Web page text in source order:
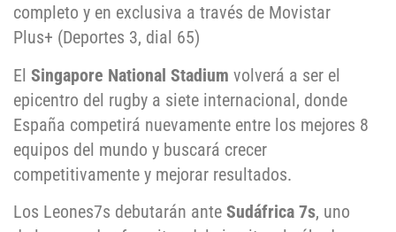
completo y en exclusiva a través de Movistar
Plus+ (Deportes 3, dial 65)
El Singapore National Stadium volverá a ser el
epicentro del rugby a siete internacional, donde
España competirá nuevamente entre los mejores 8
equipos del mundo y buscará crecer
competitivamente y mejorar resultados.
Los Leones7s debutarán ante Sudáfrica 7s, uno